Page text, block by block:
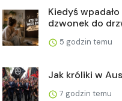
Kiedyś
dzwonek do
5 godzin temu
Jak króliki w
7 godzin temu